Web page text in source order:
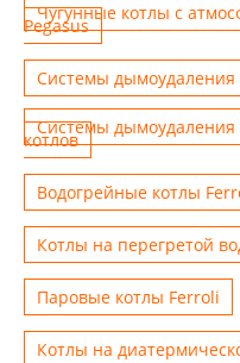
Чугунные котлы с
Pegasus
Системы дымоудаления
Системы
котлов
Водогрейные котлы
Котлы на перегретой
Паровые котлы Ferroli
Котлы на